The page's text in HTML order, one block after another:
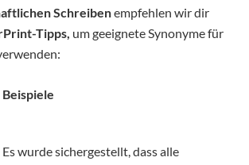
Schreibenempfehlen wir dir
Tipps, um geeignete Synonyme für
Beispiele
Es wurde sichergestellt, dass alle